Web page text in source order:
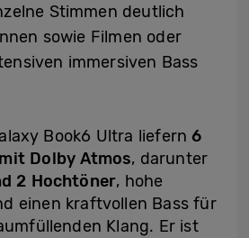
Stimmen deutlich
sowie Filmen oder
immersiven Bass
Book6 Ultra liefern6
Dolby Atmos, darunter
2 Hochtöner, hohe
einen kraftvollen Bass für
Klang. Er ist